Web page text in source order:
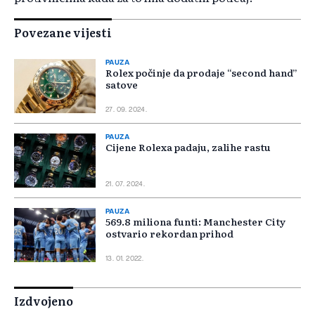
Povezane vijesti
PAUZA
Rolex počinje da prodaje “second hand”
satove
27. 09. 2024.
PAUZA
Cijene Rolexa padaju, zalihe rastu
21. 07. 2024.
PAUZA
569.8 miliona funti: Manchester City
ostvario rekordan prihod
13. 01. 2022.
Izdvojeno